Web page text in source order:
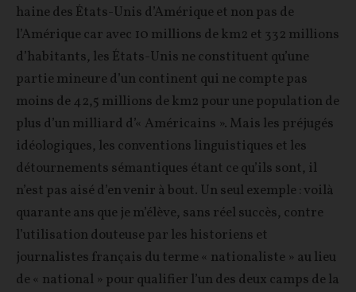
haine des États-Unis d’Amérique et non pas de
l’Amérique car avec 10 millions de km2 et 332 millions
d’habitants, les États-Unis ne constituent qu’une
partie mineure d’un continent qui ne compte pas
moins de 42,5 millions de km2 pour une population de
plus d’un milliard d’« Américains ». Mais les préjugés
idéologiques, les conventions linguistiques et les
détournements sémantiques étant ce qu’ils sont, il
n’est pas aisé d’en venir à bout. Un seul exemple : voilà
quarante ans que je m’élève, sans réel succès, contre
l’utilisation douteuse par les historiens et
journalistes français du terme « nationaliste » au lieu
de « national » pour qualifier l’un des deux camps de la